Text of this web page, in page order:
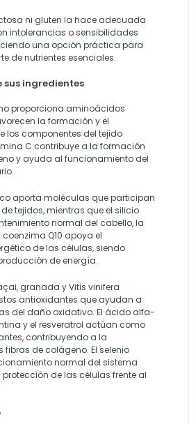
ni gluten la hace adecuada
intolerancias o sensibilidades
una opción práctica para
de nutrientes esenciales.
sus ingredientes
proporciona aminoácidos
la formación y el
los componentes del tejido
C contribuye a la formación
y ayuda al funcionamiento del
aporta moléculas que participan
tejidos, mientras que el silicio
normal del cabello, la
Q10 apoya el
de las células, siendo
de energía.
granada y Vitis vinifera
antioxidantes que ayudan a
del daño oxidativo. El ácido alfa-
y el resveratrol actúan como
contribuyendo a la
de colágeno. El selenio
normal del sistema
de las células frente al